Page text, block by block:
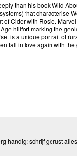
than his book Wild
that characterise
Cider with Rosie.
hillfort marking the
is a unique portrait of
fall in love again with the
handig: schrijf gerust